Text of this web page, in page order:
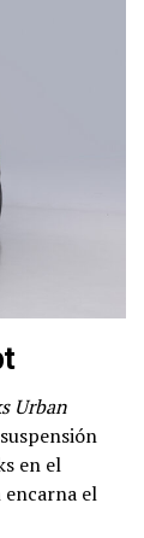
Urban
en el
encarna el